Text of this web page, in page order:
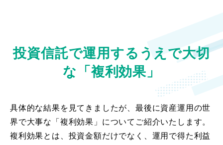
投資信託で運用するうえで大切
な「複利効果」
具体的な結果を見てきましたが、最後に資産運用の世
界で大事な「複利効果」についてご紹介いたします。
複利効果とは、投資金額だけでなく、運用で得た利益